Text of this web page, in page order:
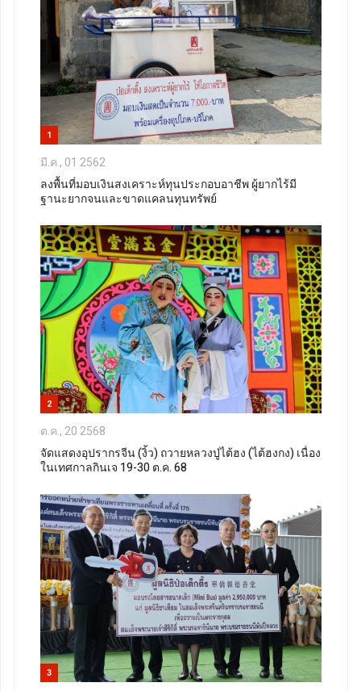
1
มี.ค., 01 2562
ลงพื้นที่มอบเงินสงเคราะห์ทุนประกอบอาชีพ ผู้ยากไร้มี
ฐานะยากจนและขาดแคลนทุนทรัพย์
2
ต.ค., 20 2568
จัดแสดงอุปรากรจีน (งิ้ว) ถวายหลวงปู่ไต้ฮง (ไต้ฮงกง) เนื่อง
ในเทศกาลกินเจ 19-30 ต.ค. 68
3